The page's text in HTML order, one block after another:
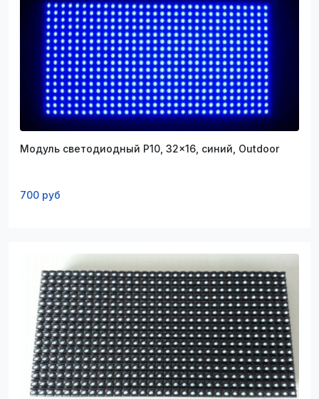
Модуль светодиодный P10, 32x16, синий, Outdoor
700 руб